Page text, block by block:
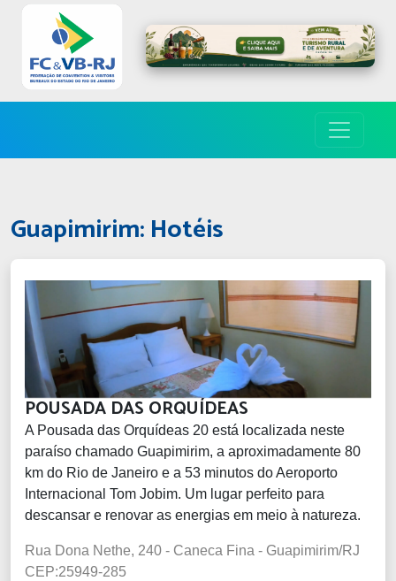
Guapimirim: Hotéis
POUSADA DAS ORQUÍDEAS
A Pousada das Orquídeas 20 está localizada neste
paraíso chamado Guapimirim, a aproximadamente 80
km do Rio de Janeiro e a 53 minutos do Aeroporto
Internacional Tom Jobim. Um lugar perfeito para
descansar e renovar as energias em meio à natureza.
Rua Dona Nethe, 240 - Caneca Fina - Guapimirim/RJ
CEP:25949-285